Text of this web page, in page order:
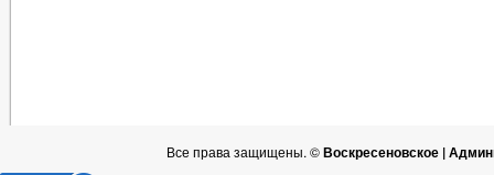
Все права защищены. ©Воскресеновское |